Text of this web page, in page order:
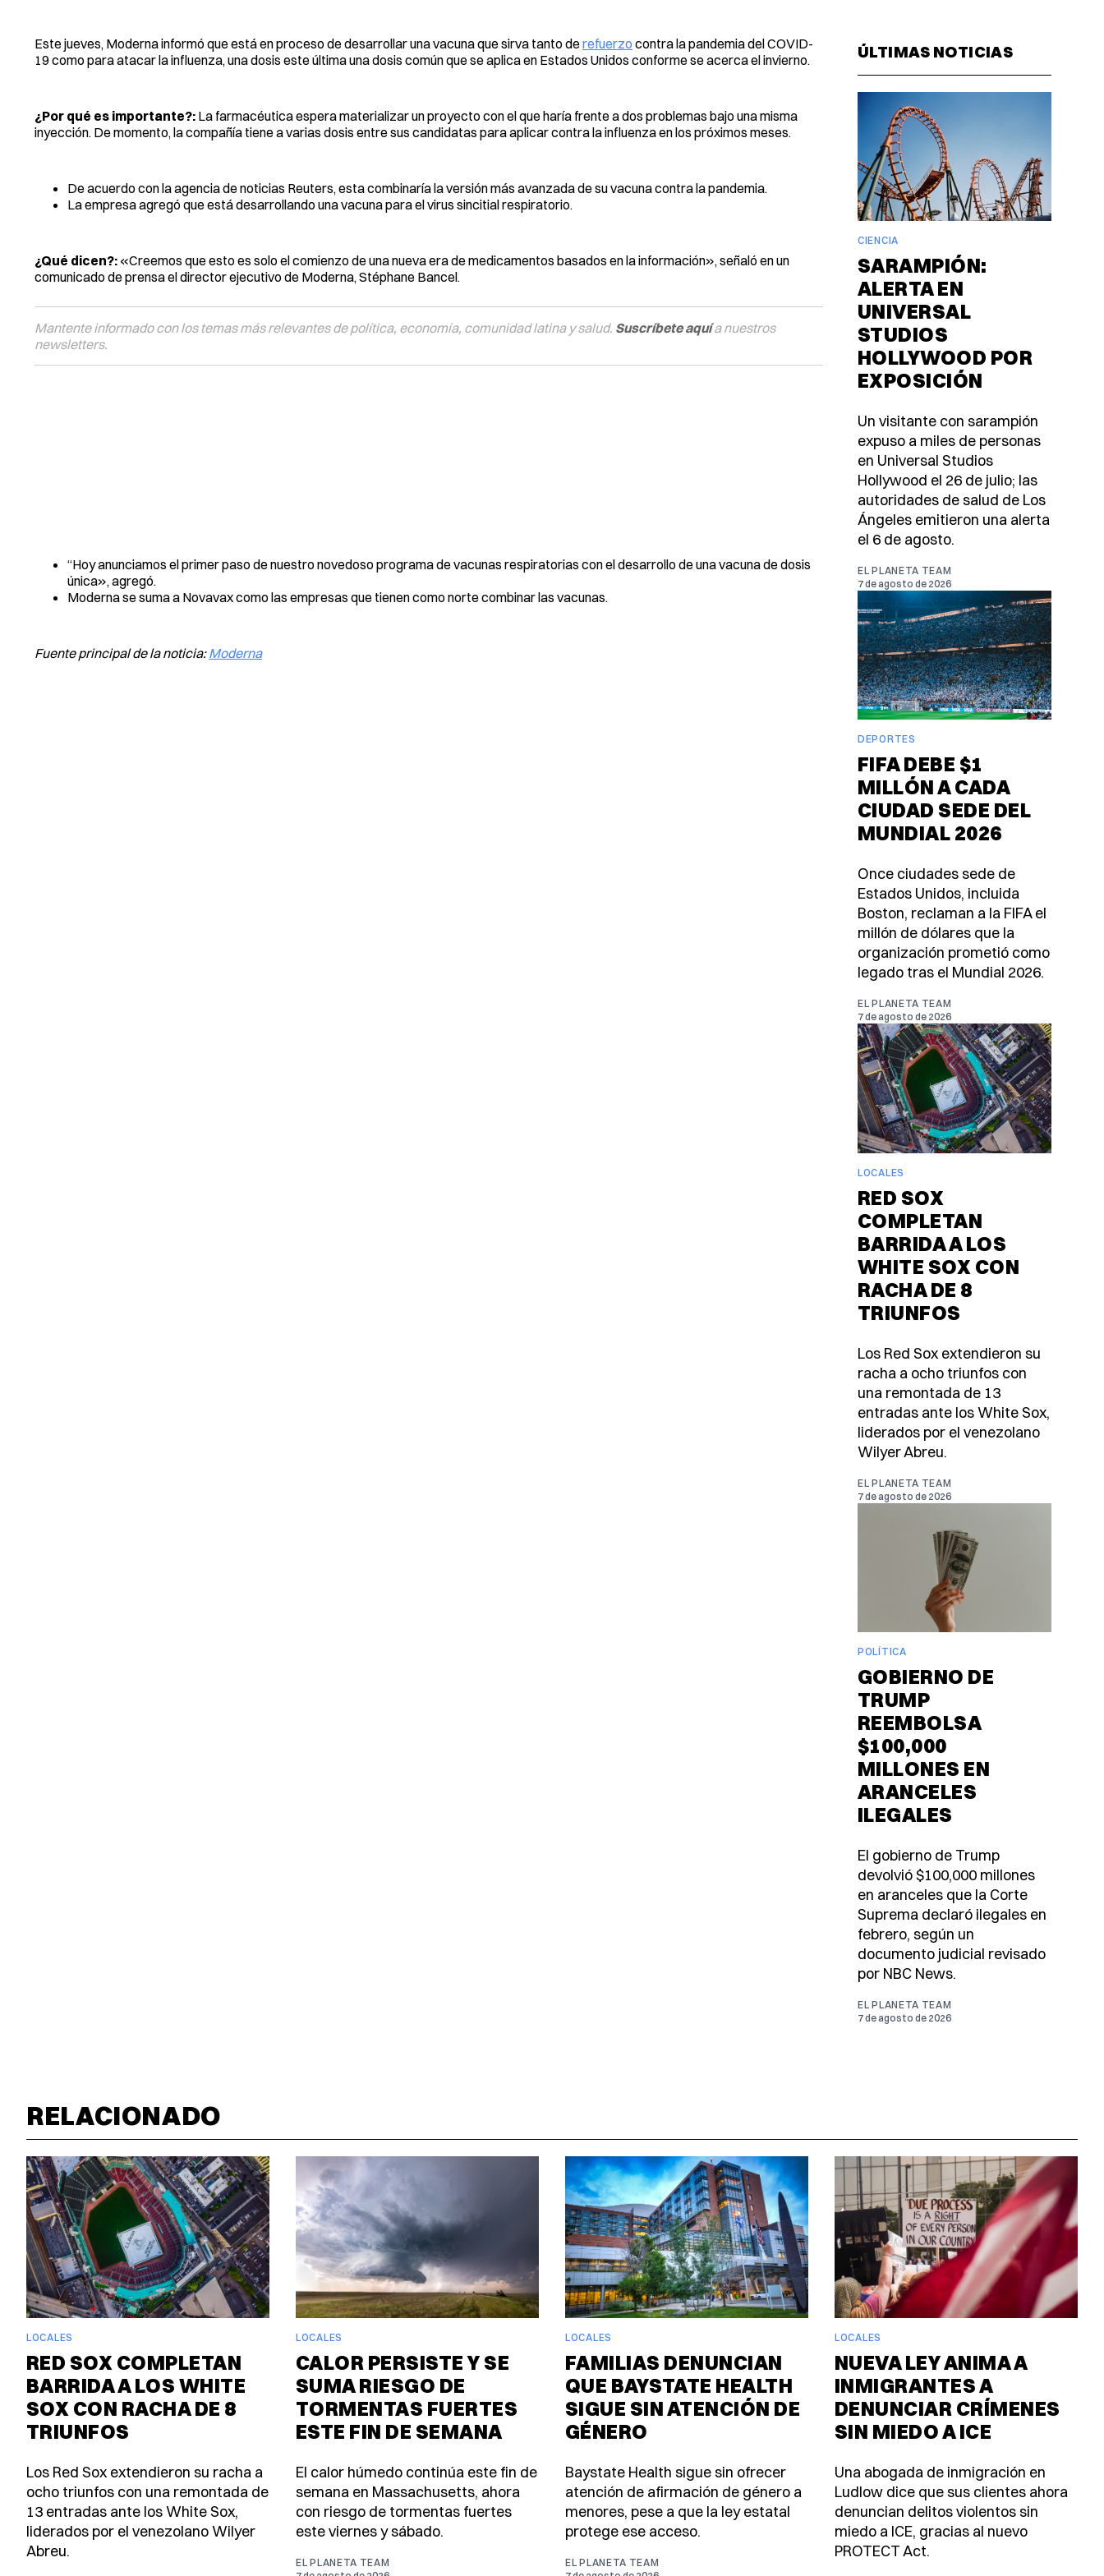
Este jueves, Moderna informó que está en proceso de desarrollar una vacuna que sirva tanto derefuerzo contra la pandemia del COVID-
19 como para atacar la influenza, una dosis este última una dosis común que se aplica en Estados Unidos conforme se acerca el invierno.
¿Por qué es importante?: La farmacéutica espera materializar un proyecto con el que haría frente a dos problemas bajo una misma
inyección. De momento, la compañía tiene a varias dosis entre sus candidatas para aplicar contra la influenza en los próximos meses.
De acuerdo con la agencia de noticias Reuters, esta combinaría la versión más avanzada de su vacuna contra la pandemia.
La empresa agregó que está desarrollando una vacuna para el virus sincitial respiratorio.
¿Qué dicen?: «Creemos que esto es solo el comienzo de una nueva era de medicamentos basados ​​en la información», señaló en un
comunicado de prensa el director ejecutivo de Moderna, Stéphane Bancel.
Mantente informado con los temas más relevantes de política, economía, comunidad latina y salud. Suscríbete aquía nuestros
newsletters.
“Hoy anunciamos el primer paso de nuestro novedoso programa de vacunas respiratorias con el desarrollo de una vacuna de dosis
única», agregó.
Moderna se suma a Novavax como las empresas que tienen como norte combinar las vacunas.
Fuente principal de la noticia:Moderna
ÚLTIMAS NOTICIAS
CIENCIA
SARAMPIÓN:
ALERTA EN
UNIVERSAL
STUDIOS
HOLLYWOOD POR
EXPOSICIÓN
Un visitante con sarampión
expuso a miles de personas
en Universal Studios
Hollywood el 26 de julio; las
autoridades de salud de Los
Ángeles emitieron una alerta
el 6 de agosto.
EL PLANETA TEAM
7 de agosto de 2026
DEPORTES
FIFA DEBE $1
MILLÓN A CADA
CIUDAD SEDE DEL
MUNDIAL 2026
Once ciudades sede de
Estados Unidos, incluida
Boston, reclaman a la FIFA el
millón de dólares que la
organización prometió como
legado tras el Mundial 2026.
EL PLANETA TEAM
7 de agosto de 2026
LOCALES
RED SOX
COMPLETAN
BARRIDA A LOS
WHITE SOX CON
RACHA DE 8
TRIUNFOS
Los Red Sox extendieron su
racha a ocho triunfos con
una remontada de 13
entradas ante los White Sox,
liderados por el venezolano
Wilyer Abreu.
EL PLANETA TEAM
7 de agosto de 2026
POLÍTICA
GOBIERNO DE
TRUMP
REEMBOLSA
$100,000
MILLONES EN
ARANCELES
ILEGALES
El gobierno de Trump
devolvió $100,000 millones
en aranceles que la Corte
Suprema declaró ilegales en
febrero, según un
documento judicial revisado
por NBC News.
EL PLANETA TEAM
7 de agosto de 2026
RELACIONADO
LOCALES
RED SOX COMPLETAN
BARRIDA A LOS WHITE
SOX CON RACHA DE 8
TRIUNFOS
Los Red Sox extendieron su racha a
ocho triunfos con una remontada de
13 entradas ante los White Sox,
liderados por el venezolano Wilyer
Abreu.
LOCALES
CALOR PERSISTE Y SE
SUMA RIESGO DE
TORMENTAS FUERTES
ESTE FIN DE SEMANA
El calor húmedo continúa este fin de
semana en Massachusetts, ahora
con riesgo de tormentas fuertes
este viernes y sábado.
EL PLANETA TEAM
LOCALES
FAMILIAS DENUNCIAN
QUE BAYSTATE HEALTH
SIGUE SIN ATENCIÓN DE
GÉNERO
Baystate Health sigue sin ofrecer
atención de afirmación de género a
menores, pese a que la ley estatal
protege ese acceso.
EL PLANETA TEAM
LOCALES
NUEVA LEY ANIMA A
INMIGRANTES A
DENUNCIAR CRÍMENES
SIN MIEDO A ICE
Una abogada de inmigración en
Ludlow dice que sus clientes ahora
denuncian delitos violentos sin
miedo a ICE, gracias al nuevo
PROTECT Act.